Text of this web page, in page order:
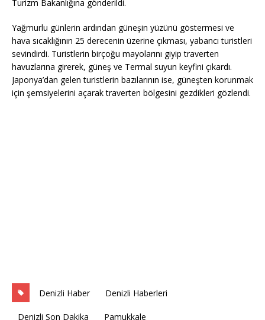
Turizm Bakanlığına gönderildi.
Yağmurlu günlerin ardından güneşin yüzünü göstermesi ve
hava sıcaklığının 25 derecenin üzerine çıkması, yabancı turistleri
sevindirdi. Turistlerin birçoğu mayolarını giyip traverten
havuzlarına girerek, güneş ve Termal suyun keyfini çıkardı.
Japonya’dan gelen turistlerin bazılarının ise, güneşten korunmak
için şemsiyelerini açarak traverten bölgesini gezdikleri gözlendi.
Denizli Haber Denizli Haberleri
Denizli Son Dakika Pamukkale